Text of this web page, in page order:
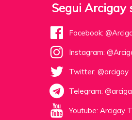
Segui Arcigay
Facebook:
Instagram:
Twitter: @arcigay
Telegram:
Youtube: Arcigay